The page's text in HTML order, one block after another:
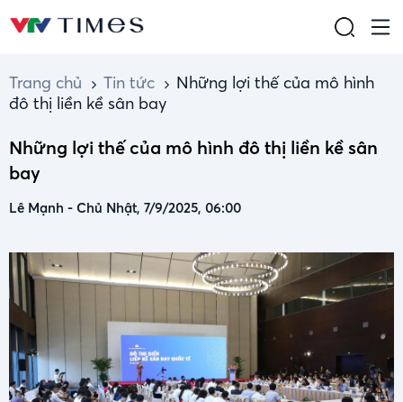
Trang chủ Tin tức
Những lợi thế của mô hình
đô thị liền kề sân bay
Những lợi thế của mô hình đô thị liền kề sân
bay
Lê Mạnh - Chủ Nhật, 7/9/2025, 06:00